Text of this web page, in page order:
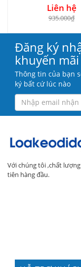
Liên hệ
935.000₫
Đăng ký
khuyến mãi
Thông tin của bạn
ký bất cứ lúc nào
Với chúng tôi ,chất
tiên hàng đầu.